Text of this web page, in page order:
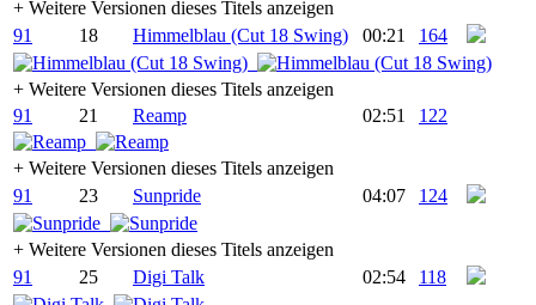
+ Weitere Versionen dieses Titels anzeigen
91
18 Himmelblau (Cut 18 Swing) 00:21 164
+ Weitere Versionen dieses Titels anzeigen
91
21 Reamp 02:51 122
+ Weitere Versionen dieses Titels anzeigen
91
23 Sunpride 04:07 124
+ Weitere Versionen dieses Titels anzeigen
91
25 Digi Talk 02:54 118